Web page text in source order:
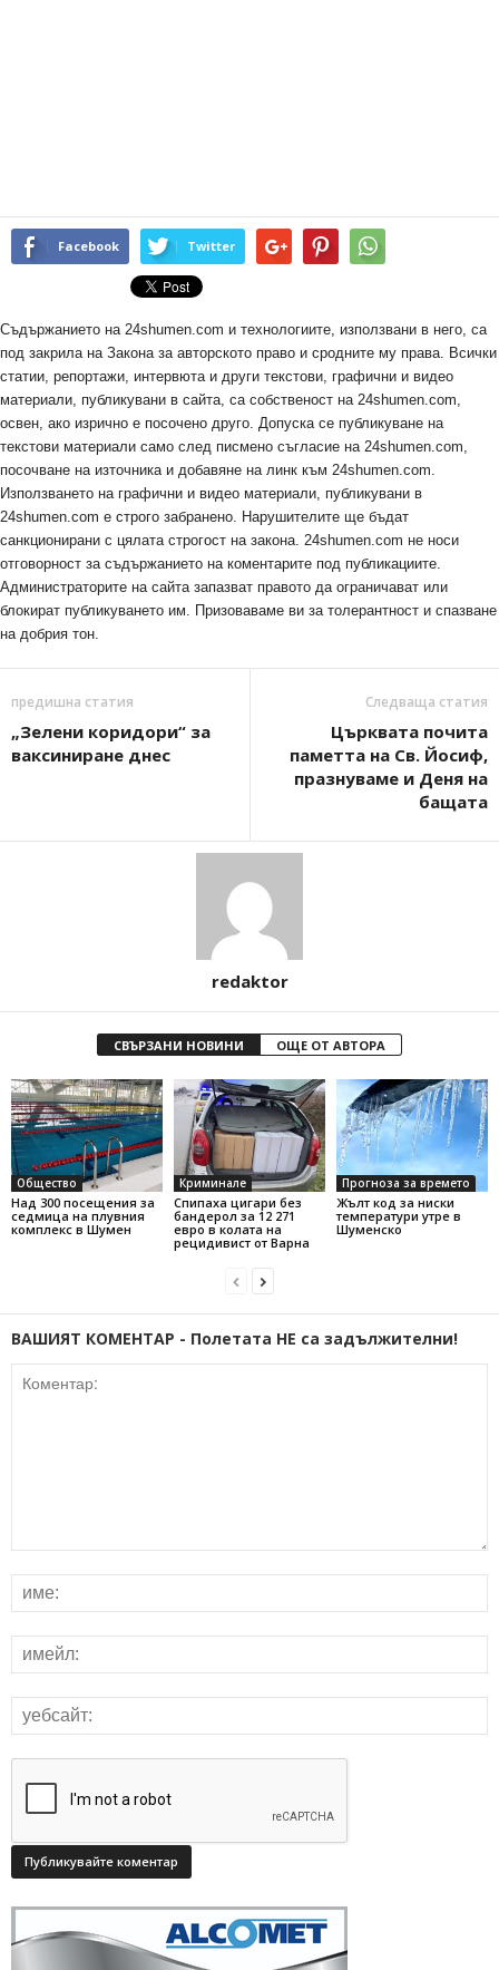
Facebook Twitter
Съдържанието на 24shumen.com и технологиите, използвани в него, са
под закрила на Закона за авторското право и сродните му права. Всички
статии, репортажи, интервюта и други текстови, графични и видео
материали, публикувани в сайта, са собственост на 24shumen.com,
освен, ако изрично е посочено друго. Допуска се публикуване на
текстови материали само след писмено съгласие на 24shumen.com,
посочване на източника и добавяне на линк към 24shumen.com.
Използването на графични и видео материали, публикувани в
24shumen.com е строго забранено. Нарушителите ще бъдат
санкционирани с цялата строгост на закона. 24shumen.com не носи
отговорност за съдържанието на коментарите под публикациите.
Администраторите на сайта запазват правото да ограничават или
блокират публикуването им. Призоваваме ви за толерантност и спазване
на добрия тон.
предишна статия
„Зелени коридори“ за
ваксиниране днес
Следваща статия
Църквата почита
паметта на Св. Йосиф,
празнуваме и Деня на
бащата
redaktor
СВЪРЗАНИ НОВИНИ ОЩЕ ОТ АВТОРА
Общество
Над 300 посещения за
седмица на плувния
комплекс в Шумен
Криминале
Спипаха цигари без
бандерол за 12 271
евро в колата на
рецидивист от Варна
Прогноза за времето
Жълт код за ниски
температури утре в
Шуменско
ВАШИЯТ КОМЕНТАР - Полетата НЕ са задължителни!